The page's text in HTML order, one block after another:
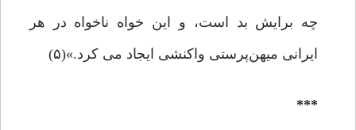
چه برایش بد است، و این خواه ناخواه در هر
ایرانی میهن‌پرستی واکنشی ایجاد می کرد.»(۵)
***